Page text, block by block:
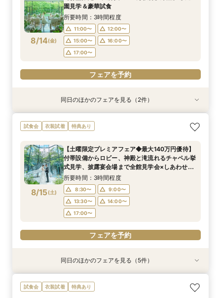
8/13(木)
11:00〜
11:30〜
12:00〜
15:00〜
15:30〜
フェアを予約
8/13(木)
11:00〜
11:30〜
12:00〜
15:00〜
15:30〜
フェアを予約
8/14(金)
園見学＆豪華試食
所要時間：3時間程度
11:00〜
12:00〜
15:00〜
16:00〜
17:00〜
フェアを予約
衣装試着 特典あり
8/14(金)
【少人数プラン相談会】専用の貸切別邸OPEN&
贅沢無料試食
11:00〜
11:30〜
12:00〜
15:00〜
15:30〜
フェアを予約
特典あり
8/14(金)
マイナビ限定★当館人気NO,1◆豪華国産「しあ
わせ絆牛」絶品試食付◆
11:00〜
11:30〜
12:00〜
15:00〜
15:30〜
フェアを予約
同日のほかのフェアを見る（2件）
試食会 衣装試着 特典あり
8/15(土)
【土曜限定プレミアフェア◆最大140万円優待】
付帯設備からロビー、神殿と滝流れるチャペル挙
式見学、披露宴会場まで全館見学会×しあわせ絆
牛無料試食会×おふたりに合わせた見積りシュミ
レーション
所要時間：3時間程度
8:30〜
9:00〜
13:30〜
14:00〜
17:00〜
フェアを予約
特典あり
【初めての式場見学の方も安心】豪華試食付きウ
エディング相談会
衣装試着 特典あり
《新チャペルOPEN記念◆8大特典≫木目×ナ
チュラルチャペル体験
特典あり
【神前挙式をご検討の方へ】神殿「凛」見学＆和
フレンチ無料試食
衣装試着 特典あり
マイナビ限定【料理重視派必見】和牛フィレ肉×
懐石フレンチコース美食会
衣装試着 特典あり
【少人数プラン相談会】専用の貸切別邸OPEN&
贅沢無料試食
同日のほかのフェアを見る（5件）
試食会 衣装試着 特典あり